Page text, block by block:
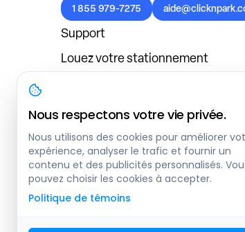
1 855 979-7275
Support
Louez votre stationnement
À propos
Connexion au tableau de bord
Nous respectons votre vie privée.
Nous utilisons des cookies pour améliorer
expérience, analyser le trafic et fournir un
contenu et des publicités personnalisés.
pouvez choisir les cookies à accepter.
Politique de témoins